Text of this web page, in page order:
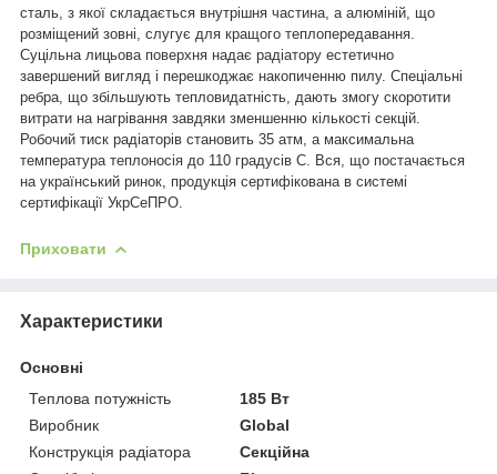
сталь, з якої складається внутрішня частина, а алюміній, що
розміщений зовні, слугує для кращого теплопередавання.
Суцільна лицьова поверхня надає радіатору естетично
завершений вигляд і перешкоджає накопиченню пилу. Спеціальні
ребра, що збільшують тепловидатність, дають змогу скоротити
витрати на нагрівання завдяки зменшенню кількості секцій.
Робочий тиск радіаторів становить 35 атм, а максимальна
температура теплоносія до 110 градусів С. Вся, що постачається
на український ринок, продукція сертифікована в системі
сертифікації УкрСеПРО.
Приховати
Характеристики
Основні
Теплова потужність
185 Вт
Виробник
Global
Конструкція радіатора
Секційна